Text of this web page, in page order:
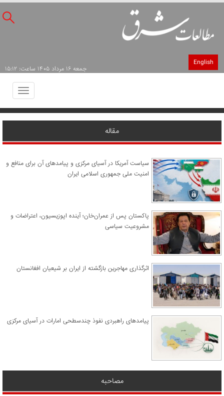
English
جمعه ۱۶ مرداد ۱۴۰۵ ساعت: ۱۵:۱۲
Toggle
مقاله
سیاست آمریکا در آسیای مرکزی و پیامدهای آن برای منافع و
امنیت ملی جمهوری اسلامی ایران
پاکستان پس از عمران‌خان؛ آینده اپوزیسیون، اعتراضات و
مشروعیت سیاسی
اثرگذاری مهاجرین بازگشته از ایران بر شیعیان افغانستان
پیامدهای راهبردی نفوذ چندسطحی امارات در آسیای مرکزی
مصاحبه